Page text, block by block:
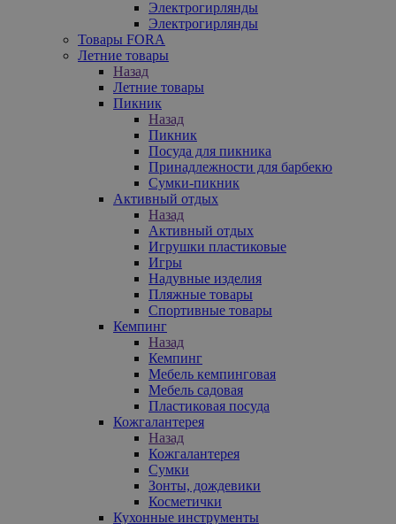
Электрогирлянды
Электрогирлянды
Товары FORA
Летние товары
Назад
Летние товары
Пикник
Назад
Пикник
Посуда для пикника
Принадлежности для барбекю
Сумки-пикник
Активный отдых
Назад
Активный отдых
Игрушки пластиковые
Игры
Надувные изделия
Пляжные товары
Спортивные товары
Кемпинг
Назад
Кемпинг
Мебель кемпинговая
Мебель садовая
Пластиковая посуда
Кожгалантерея
Назад
Кожгалантерея
Сумки
Зонты, дождевики
Косметички
Кухонные инструменты